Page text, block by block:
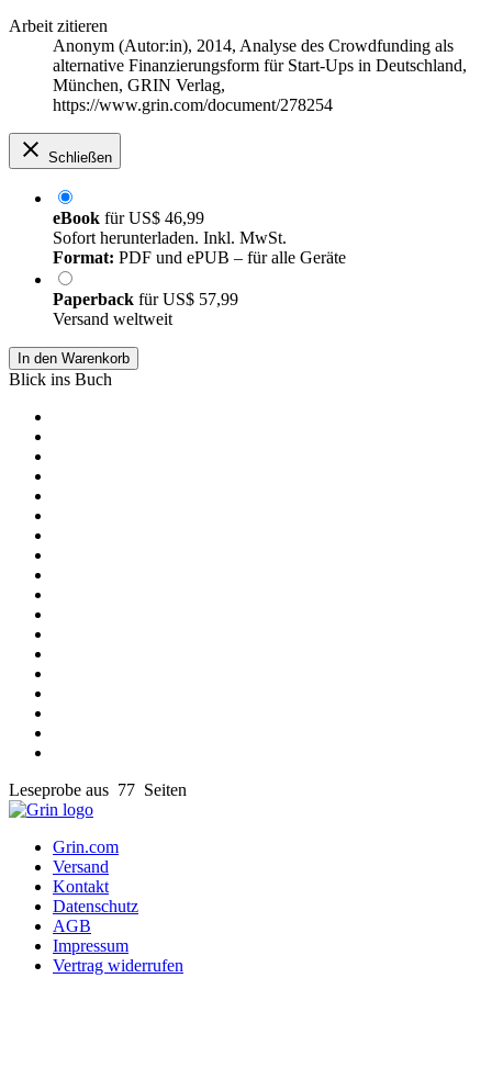
Arbeit zitieren
Anonym (Autor:in), 2014, Analyse des Crowdfunding als
alternative Finanzierungsform für Start-Ups in Deutschland,
München, GRIN Verlag,
https://www.grin.com/document/278254
Schließen
eBook fürUS$ 46,99
Sofort herunterladen. Inkl. MwSt.
Format: PDF und ePUB – für alle Geräte
Paperback fürUS$ 57,99
Versand weltweit
In den Warenkorb
Blick ins Buch
Leseprobe aus 77 Seiten
Grin.com
Versand
Kontakt
Datenschutz
AGB
Impressum
Vertrag widerrufen